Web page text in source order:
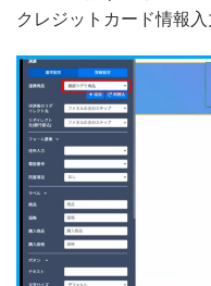
クレジットカード情報